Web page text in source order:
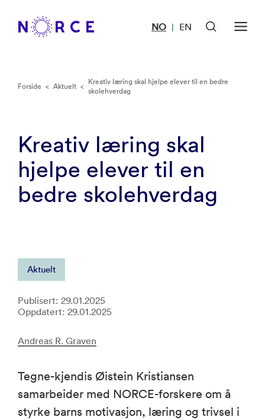
NO | EN
Forside < Aktuelt < Kreativ læring skal hjelpe elever til en bedre
skolehverdag
Kreativ læring skal
hjelpe elever til en
bedre skolehverdag
Aktuelt
Publisert: 29.01.2025
Oppdatert: 29.01.2025
Andreas R. Graven
Tegne-kjendis Øistein Kristiansen
samarbeider med NORCE-forskere om å
styrke barns motivasjon, læring og trivsel i